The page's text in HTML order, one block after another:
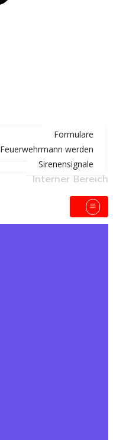
Formulare
Feuerwehrmann werden
Sirenensignale
Interner Bereich